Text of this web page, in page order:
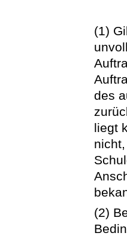
(1)
des
liegt
(2)